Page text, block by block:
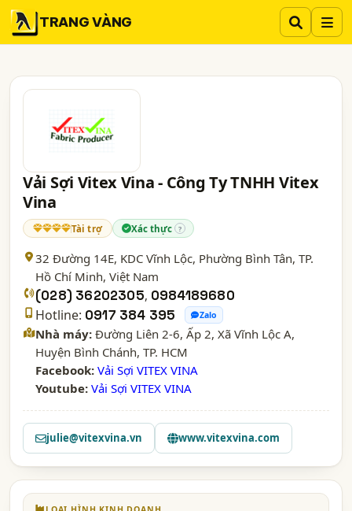
TRANG VÀNG
Vải Sợi Vitex Vina - Công Ty TNHH Vitex
Vina
Tài trợ Xác thực ?
32 Đường 14E, KDC Vĩnh Lộc, Phường Bình Tân, TP.
Hồ Chí Minh, Việt Nam
(028) 36202305, 0984189680
Hotline: 0917 384 395 Zalo
Nhà máy: Đường Liên 2-6, Ấp 2, Xã Vĩnh Lộc A,
Huyện Bình Chánh, TP. HCM
Facebook: Vải Sợi VITEX VINA
Youtube: Vải Sợi VITEX VINA
julie@vitexvina.vn www.vitexvina.com